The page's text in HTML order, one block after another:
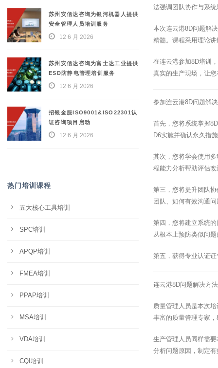
法强调团队协作与系
本次连云港8D问题解
精髓。课程采用理论
在连云港参加8D培训
真实的生产现场，让
参加连云港8D问题解
首先，您将系统掌握
D6实施并确认永久措
其次，您将学会使用
程能力分析帮助评估
第三，您将提升团队
团队、如何有效沟通
第四，您将建立系统
从根本上预防类似问
第五，获得专业认证
连云港8D问题解决方
质量管理人员是本次
丰富的质量管理专家
生产管理人员同样需
分析问题原因，制定
苏州安信达咨询为银河机器人提供
安全管理人员培训服务
12 6 月 2026
苏州安信达咨询为富士达工业提供
ESD防静电管理培训服务
12 6 月 2026
招银金服ISO9001&ISO22301认
证咨询项目启动
12 6 月 2026
热门培训课程
五大核心工具培训
SPC培训
APQP培训
FMEA培训
PPAP培训
MSA培训
VDA培训
CQI培训